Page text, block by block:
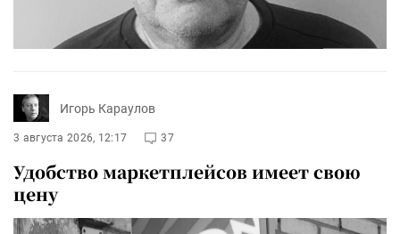
Игорь Караулов
3 августа 2026, 12:17 37
Удобство маркетплейсов имеет свою
цену